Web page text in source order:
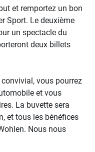
et remportez un bon
Sport. Le deuxième
un spectacle du
deux billets
vous pourrez
et vous
La buvette sera
et tous les bénéfices
Nous nous